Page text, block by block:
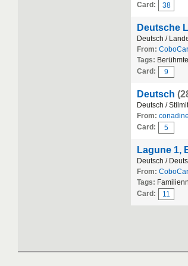
Card:
38
Deutsche
Deutsch /
From:
Tags:
Card:
9
Deutsch
Deutsch /
From: conadine
Card:
5
Lagune 1,
Deutsch /
From:
Tags:
Card:
11